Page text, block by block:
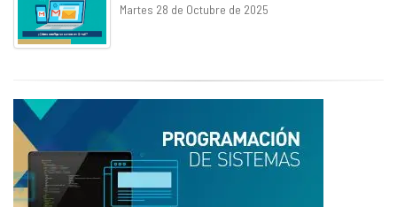
Martes 28 de Octubre de 2025